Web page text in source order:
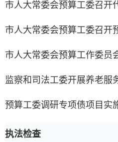
预算工委调研专项债项目实
执法检查